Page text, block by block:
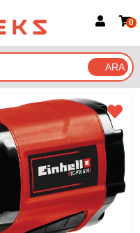
Google İle Bağlan
0